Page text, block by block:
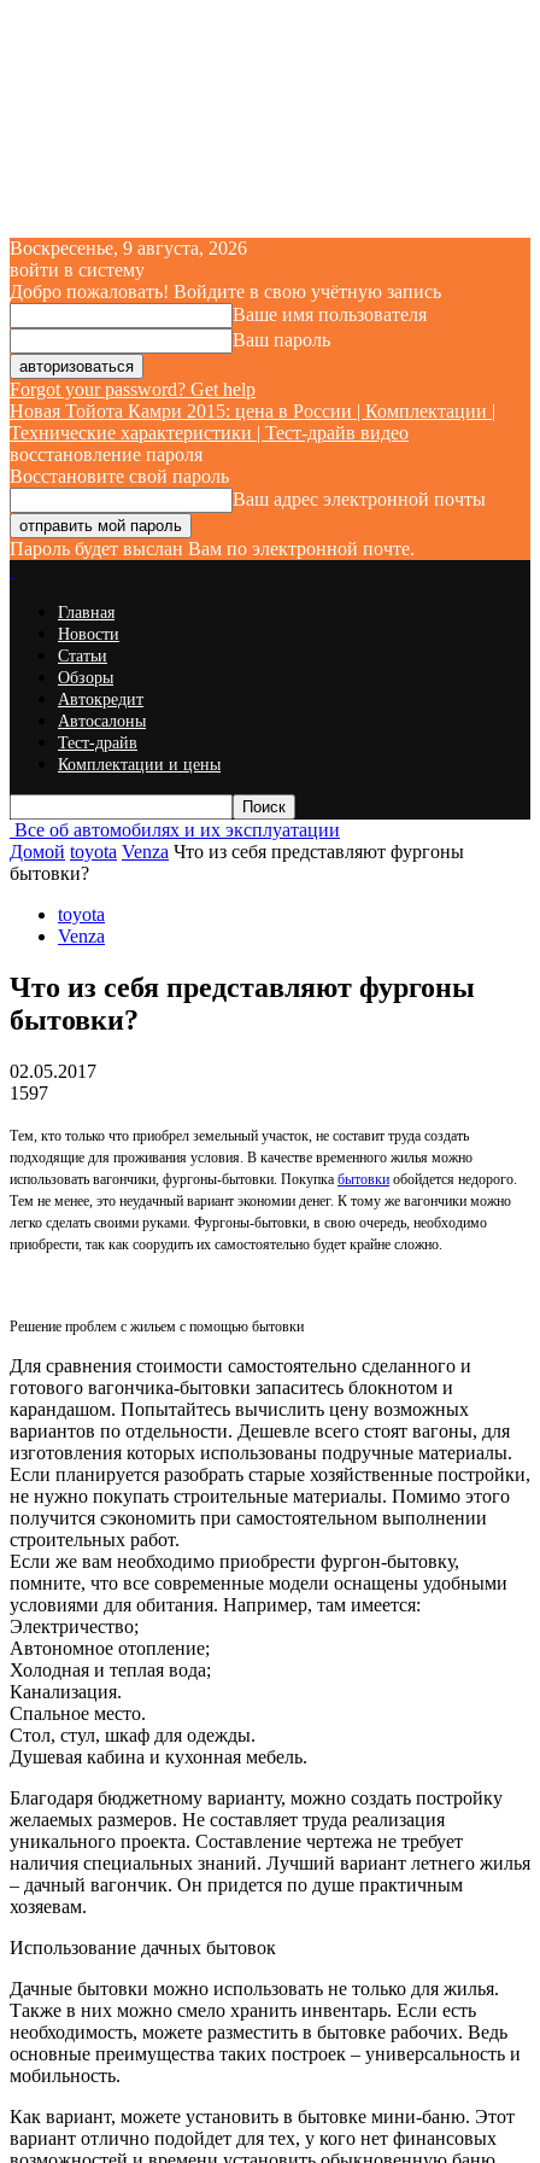
Воскресенье, 9 августа, 2026
войти в систему
Добро пожаловать! Войдите в свою учётную запись
Ваше имя пользователя
Ваш пароль
Forgot your password? Get help
Новая Тойота Камри 2015: цена в России | Комплектации |
Технические характеристики | Тест-драйв видео
восстановление пароля
Восстановите свой пароль
Ваш адрес электронной почты
Пароль будет выслан Вам по электронной почте.
Главная
Новости
Статьи
Обзоры
Автокредит
Автосалоны
Тест-драйв
Комплектации и цены
Все об автомобилях и их эксплуатации
Домой toyota Venza Что из себя представляют фургоны
бытовки?
toyota
Venza
Что из себя представляют фургоны
бытовки?
02.05.2017
1597
Тем, кто только что приобрел земельный участок, не составит труда создать
подходящие для проживания условия. В качестве временного жилья можно
использовать вагончики, фургоны-бытовки. Покупка бытовки обойдется недорого.
Тем не менее, это неудачный вариант экономии денег. К тому же вагончики можно
легко сделать своими руками. Фургоны-бытовки, в свою очередь, необходимо
приобрести, так как соорудить их самостоятельно будет крайне сложно.
Решение проблем с жильем с помощью бытовки
Для сравнения стоимости самостоятельно сделанного и
готового вагончика-бытовки запаситесь блокнотом и
карандашом. Попытайтесь вычислить цену возможных
вариантов по отдельности. Дешевле всего стоят вагоны, для
изготовления которых использованы подручные материалы.
Если планируется разобрать старые хозяйственные постройки,
не нужно покупать строительные материалы. Помимо этого
получится сэкономить при самостоятельном выполнении
строительных работ.
Если же вам необходимо приобрести фургон-бытовку,
помните, что все современные модели оснащены удобными
условиями для обитания. Например, там имеется:
Электричество;
Автономное отопление;
Холодная и теплая вода;
Канализация.
Спальное место.
Стол, стул, шкаф для одежды.
Душевая кабина и кухонная мебель.
Благодаря бюджетному варианту, можно создать постройку
желаемых размеров. Не составляет труда реализация
уникального проекта. Составление чертежа не требует
наличия специальных знаний. Лучший вариант летнего жилья
– дачный вагончик. Он придется по душе практичным
хозяевам.
Использование дачных бытовок
Дачные бытовки можно использовать не только для жилья.
Также в них можно смело хранить инвентарь. Если есть
необходимость, можете разместить в бытовке рабочих. Ведь
основные преимущества таких построек – универсальность и
мобильность.
Как вариант, можете установить в бытовке мини-баню. Этот
вариант отлично подойдет для тех, у кого нет финансовых